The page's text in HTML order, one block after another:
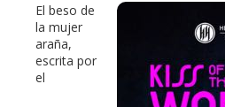
El beso de
la mujer
araña,
escrita por
el